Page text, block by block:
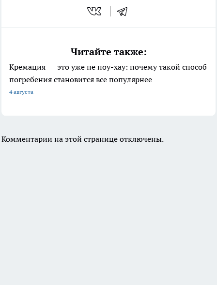
Читайте также:
Кремация — это уже не ноу-хау: почему такой способ
погребения становится все популярнее
4 августа
Комментарии на этой странице отключены.